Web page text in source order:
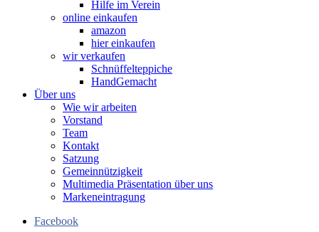
Hilfe im Verein
online einkaufen
amazon
hier einkaufen
wir verkaufen
Schnüffelteppiche
HandGemacht
Über uns
Wie wir arbeiten
Vorstand
Team
Kontakt
Satzung
Gemeinnützigkeit
Multimedia Präsentation über uns
Markeneintragung
Facebook